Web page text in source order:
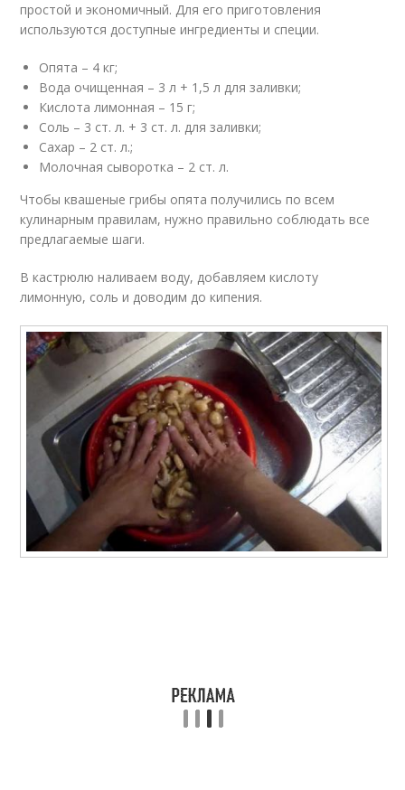
простой и экономичный. Для его приготовления
используются доступные ингредиенты и специи.
Опята – 4 кг;
Вода очищенная – 3 л + 1,5 л для заливки;
Кислота лимонная – 15 г;
Соль – 3 ст. л. + 3 ст. л. для заливки;
Сахар – 2 ст. л.;
Молочная сыворотка – 2 ст. л.
Чтобы квашеные грибы опята получились по всем
кулинарным правилам, нужно правильно соблюдать все
предлагаемые шаги.
В кастрюлю наливаем воду, добавляем кислоту
лимонную, соль и доводим до кипения.